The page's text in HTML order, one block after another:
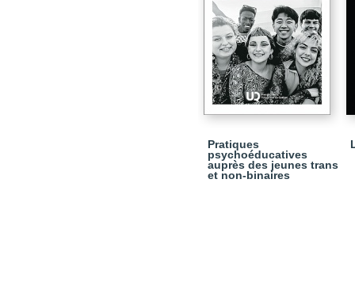
Pratiques
psychoéducatives
auprès des jeunes trans
et non-binaires